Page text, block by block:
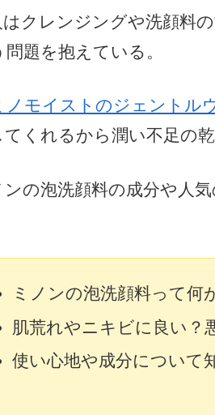
クレンジングや洗顔料
題を抱えている。
ノモイストのジェントル
くれるから潤い不足の
の泡洗顔料の成分や人
ミノンの泡洗顔料って何
肌荒れやニキビに良い？
使い心地や成分について